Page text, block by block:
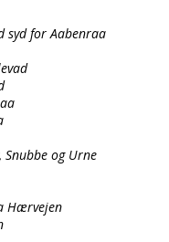
syd for Aabenraa
Snubbe og Urne
Hærvejen